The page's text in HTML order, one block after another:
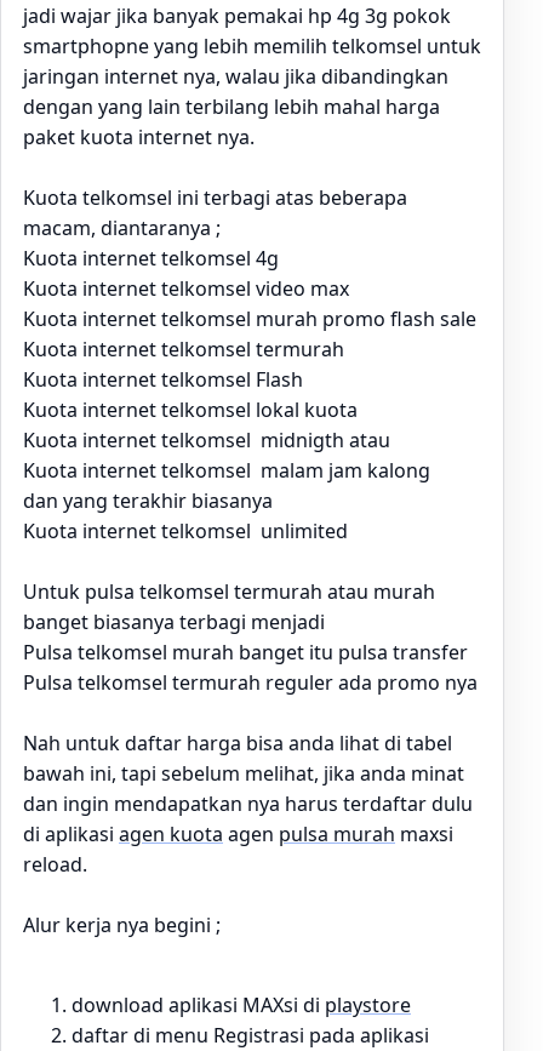
jadi wajar jika banyak pemakai hp 4g 3g pokok
smartphopne yang lebih memilih telkomsel untuk
jaringan internet nya, walau jika dibandingkan
dengan yang lain terbilang lebih mahal harga
paket kuota internet nya.
Kuota telkomsel ini terbagi atas beberapa
macam, diantaranya ;
Kuota internet telkomsel 4g
Kuota internet telkomsel video max
Kuota internet telkomsel murah promo flash sale
Kuota internet telkomsel termurah
Kuota internet telkomsel Flash
Kuota internet telkomsel lokal kuota
Kuota internet telkomsel midnigth atau
Kuota internet telkomsel malam jam kalong
dan yang terakhir biasanya
Kuota internet telkomsel unlimited
Untuk pulsa telkomsel termurah atau murah
banget biasanya terbagi menjadi
Pulsa telkomsel murah banget itu pulsa transfer
Pulsa telkomsel termurah reguler ada promo nya
Nah untuk daftar harga bisa anda lihat di tabel
bawah ini, tapi sebelum melihat, jika anda minat
dan ingin mendapatkan nya harus terdaftar dulu
di aplikasi agen kuota agen pulsa murah maxsi
reload.
Alur kerja nya begini ;
download aplikasi MAXsi di playstore
daftar di menu Registrasi pada aplikasi